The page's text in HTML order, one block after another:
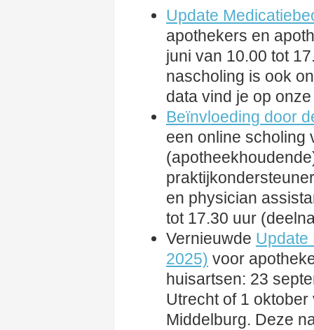
Update
apothekers en
juni van 10.00 tot
nascholing is ook
data vind je op
Beïnvloeding door
een online scholing
en physician
tot 17.30 uur
Vernieuwde Update
2025) voor
huisartsen: 23
Utrecht of 1
Middelburg. Deze